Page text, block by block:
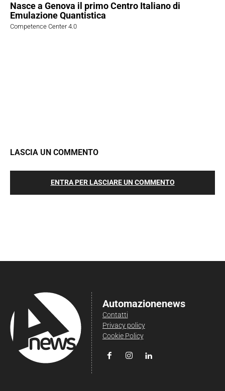
Nasce a Genova il primo Centro Italiano di
Emulazione Quantistica
Competence Center 4.0
LASCIA UN COMMENTO
ENTRA PER LASCIARE UN COMMENTO
Automazionenews
Contatti
Privacy policy
Cookie Policy